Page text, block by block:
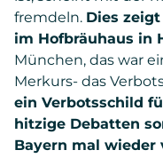
fremdeln. Dies
im Hofbräuhaus in
München, das war
Merkurs- das
ein Verbotsschild
hitzige Debatten
Bayern mal wieder